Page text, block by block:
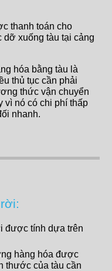
thanh toán cho
dỡ xuống tàu tại cảng
hóa bằng tàu là
thủ tục cần phải
thức vận chuyển
vì nó có chi phí thấp
nhanh.
được tính dựa trên
hàng hóa được
thước của tàu cần